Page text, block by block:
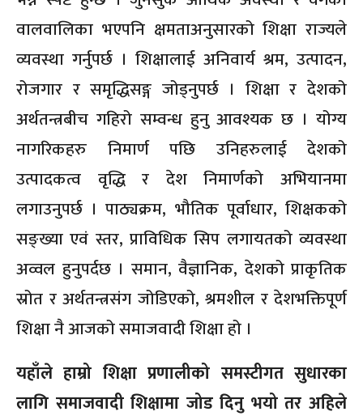
वालवालिका भएपनि क्षमताअनुसारको शिक्षा राज्यले
व्यवस्था गर्नुपर्छ । शिक्षालाई अनिवार्य श्रम, उत्पादन,
रोजगार र समृद्धिसङ्ग जोड्नुपर्छ । शिक्षा र देशको
अर्थतन्त्रबीच गहिरो सम्वन्ध हुनु आवश्यक छ । योग्य
नागरिकहरु निमार्ण पछि उनिहरुलाई देशको
उत्पादकत्व वृद्धि र देश निमार्णको अभियानमा
लगाउनुपर्छ । पाठ्यक्रम, भौतिक पूर्वाधार, शिक्षकको
सङ्ख्या एवं स्तर, प्राविधिक सिप लगायतको व्यवस्था
अव्वल हुनुपर्दछ । समान, वैज्ञानिक, देशको प्राकृतिक
स्रोत र अर्थतन्त्रसंग जोडिएको, श्रमशील र देशभक्तिपूर्ण
शिक्षा नै आजको समाजवादी शिक्षा हो ।
यहाँले हाम्रो शिक्षा प्रणालीको समस्टीगत सुधारका
लागि समाजवादी शिक्षामा जोड दिनु भयो तर अहिले